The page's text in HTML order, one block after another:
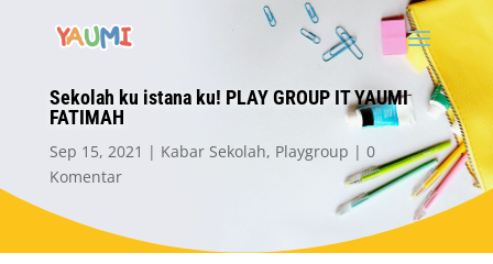
Sekolah ku istana ku! PLAY GROUP IT YAUMI
FATIMAH
Sep 15, 2021 Kabar Sekolah, Playgroup
0
Komentar